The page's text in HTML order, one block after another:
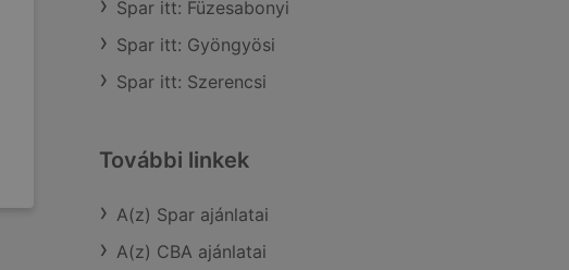
Spar itt: Füzesabonyi
Spar itt: Gyöngyösi
Spar itt: Szerencsi
További linkek
A(z) Spar ajánlatai
A(z) CBA ajánlatai